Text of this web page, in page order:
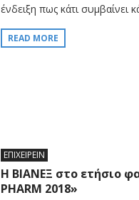
ένδειξη πως κάτι συμβαίνει
READ MORE
ΕΠΙΧΕΙΡΕΙΝ
Η ΒΙΑΝΕΞ στο ετήσιο
PHARM 2018»